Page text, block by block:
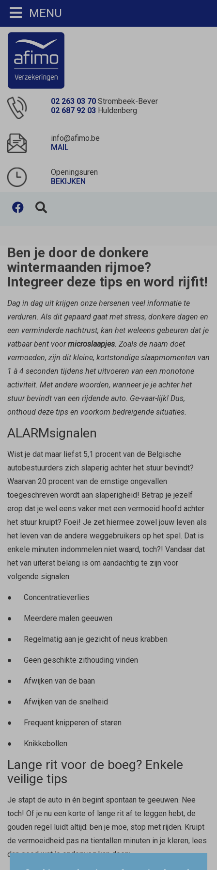
MENU
02 263 03 70 Strombeek-Bever
02 687 92 03 Huldenberg
info@afimo.be
MAIL
Openingsuren
BEKIJKEN
Ben je door de donkere
wintermaanden rijmoe?
Integreer deze tips en word rijfit!
Dag in dag uit krijgen onze hersenen veel informatie te
verduren. Als dit gepaard gaat met stress, donkere dagen en
een verminderde nachtrust, kan het weleens gebeuren dat je
vatbaar bent voormicroslaapjes. Zoals de naam doet
vermoeden, zijn dit kleine, kortstondige slaapmomenten van
1 à 4 seconden tijdens het uitvoeren van een monotone
activiteit. Met andere woorden, wanneer je je achter het
stuur bevindt van een rijdende auto. Ge-vaar-lijk! Dus,
onthoud deze tips en voorkom bedreigende situaties.
ALARMsignalen
Wist je dat maar liefst 5,1 procent van de Belgische
autobestuurders zich slaperig achter het stuur bevindt?
Waarvan 20 procent van de ernstige ongevallen
toegeschreven wordt aan slaperigheid! Betrap je jezelf
erop dat je wel eens vaker met een vermoeid hoofd achter
het stuur kruipt? Foei! Je zet hiermee zowel jouw leven als
het leven van de andere weggebruikers op het spel. Dat is
enkele minuten indommelen niet waard, toch?! Vandaar dat
het van uiterst belang is om aandachtig te zijn voor
volgende signalen:
● Concentratieverlies
● Meerdere malen geeuwen
● Regelmatig aan je gezicht of neus krabben
● Geen geschikte zithouding vinden
● Afwijken van de baan
● Afwijken van de snelheid
● Frequent knipperen of staren
● Knikkebollen
Lange rit voor de boeg? Enkele
veilige tips
Je stapt de auto in én begint spontaan te geeuwen. Nee
toch! Of je nu een korte of lange rit af te leggen hebt, de
gouden regel luidt altijd: ben je moe, stop met rijden. Kruipt
de vermoeidheid pas na tientallen minuten in je kleren, lees
dan goed wat je onderweg kan doen: